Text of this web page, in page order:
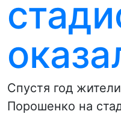
Спустя год
Порошенко на